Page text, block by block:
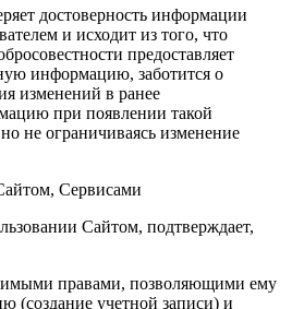
достоверность информации
и исходит из того, что
предоставляет
информацию, заботится о
изменений в ранее
при появлении такой
не ограничиваясь изменение
Сервисами
Сайтом, подтверждает,
правами, позволяющими ему
(создание учетной записи) и